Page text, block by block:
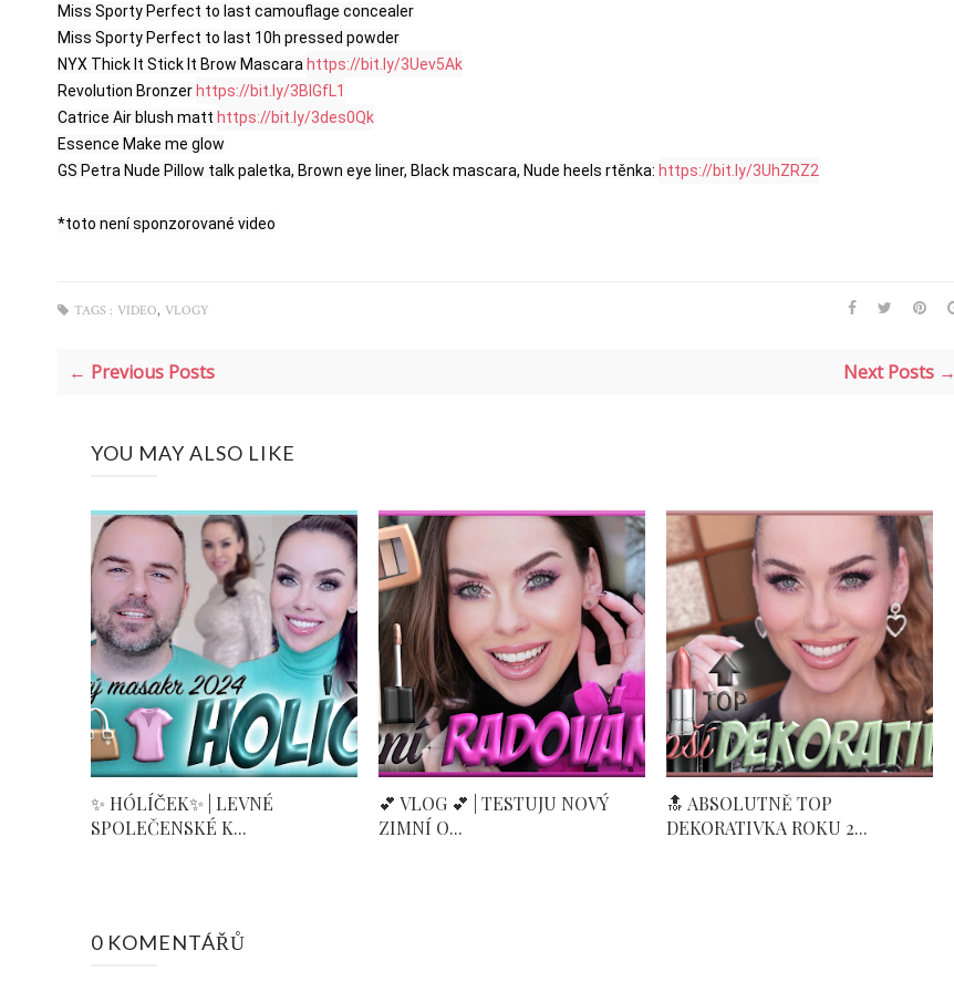
Miss Sporty Perfect to last camouflage concealer
Miss Sporty Perfect to last 10h pressed powder
NYX Thick It Stick It Brow Mascara https://bit.ly/3Uev5Ak
Revolution Bronzer https://bit.ly/3BlGfL1
Catrice Air blush matt https://bit.ly/3des0Qk
Essence Make me glow
GS Petra Nude Pillow talk paletka, Brown eye liner, Black mascara, Nude heels rtěnka: https://bit.ly/3UhZRZ2
*toto není sponzorované video
TAGS : VIDEO, VLOGY
← Previous Posts Next Posts →
YOU MAY ALSO LIKE
✨ HÓLÍČEK✨ | LEVNÉ
SPOLEČENSKÉ K...
💕 VLOG 💕 | TESTUJU NOVÝ
ZIMNÍ O...
🔝 ABSOLUTNĚ TOP
DEKORATIVKA ROKU 2...
0 KOMENTÁŘŮ